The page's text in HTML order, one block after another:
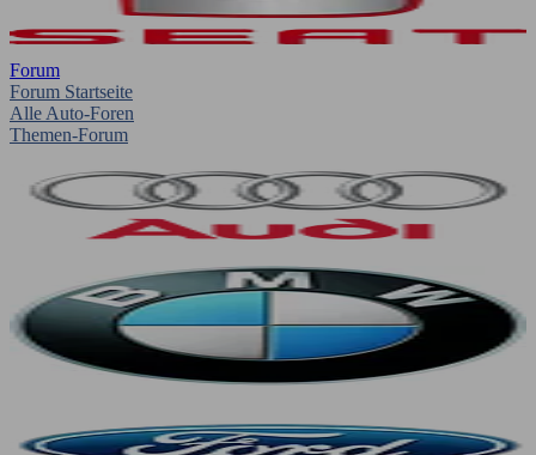
Forum
Forum Startseite
Alle Auto-Foren
Themen-Forum